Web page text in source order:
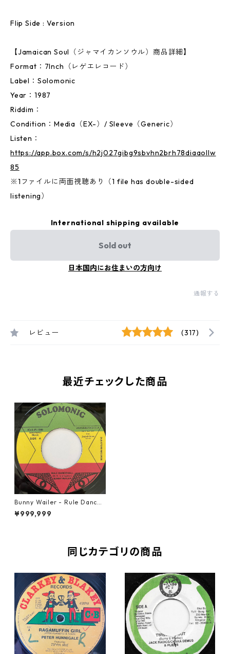
Flip Side : Version
【Jamaican Soul（ジャマイカンソウル）商品詳細】
Format：7Inch（レゲエレコード）
Label：Solomonic
Year：1987
Riddim：
Condition：Media（EX-）/ Sleeve（Generic）
Listen：
https://app.box.com/s/h2j027gibg9sbvhn2brh78diaaollw
85
※1ファイルに両面視聴あり（1 file has double-sided
listening）
International shipping available
Sold out
日本国内にお住まいの方向け
通報する
レビュー (317)
最近チェックした商品
Bunny Wailer - Rule Danceh
all【7-20807】
¥999,999
同じカテゴリの商品